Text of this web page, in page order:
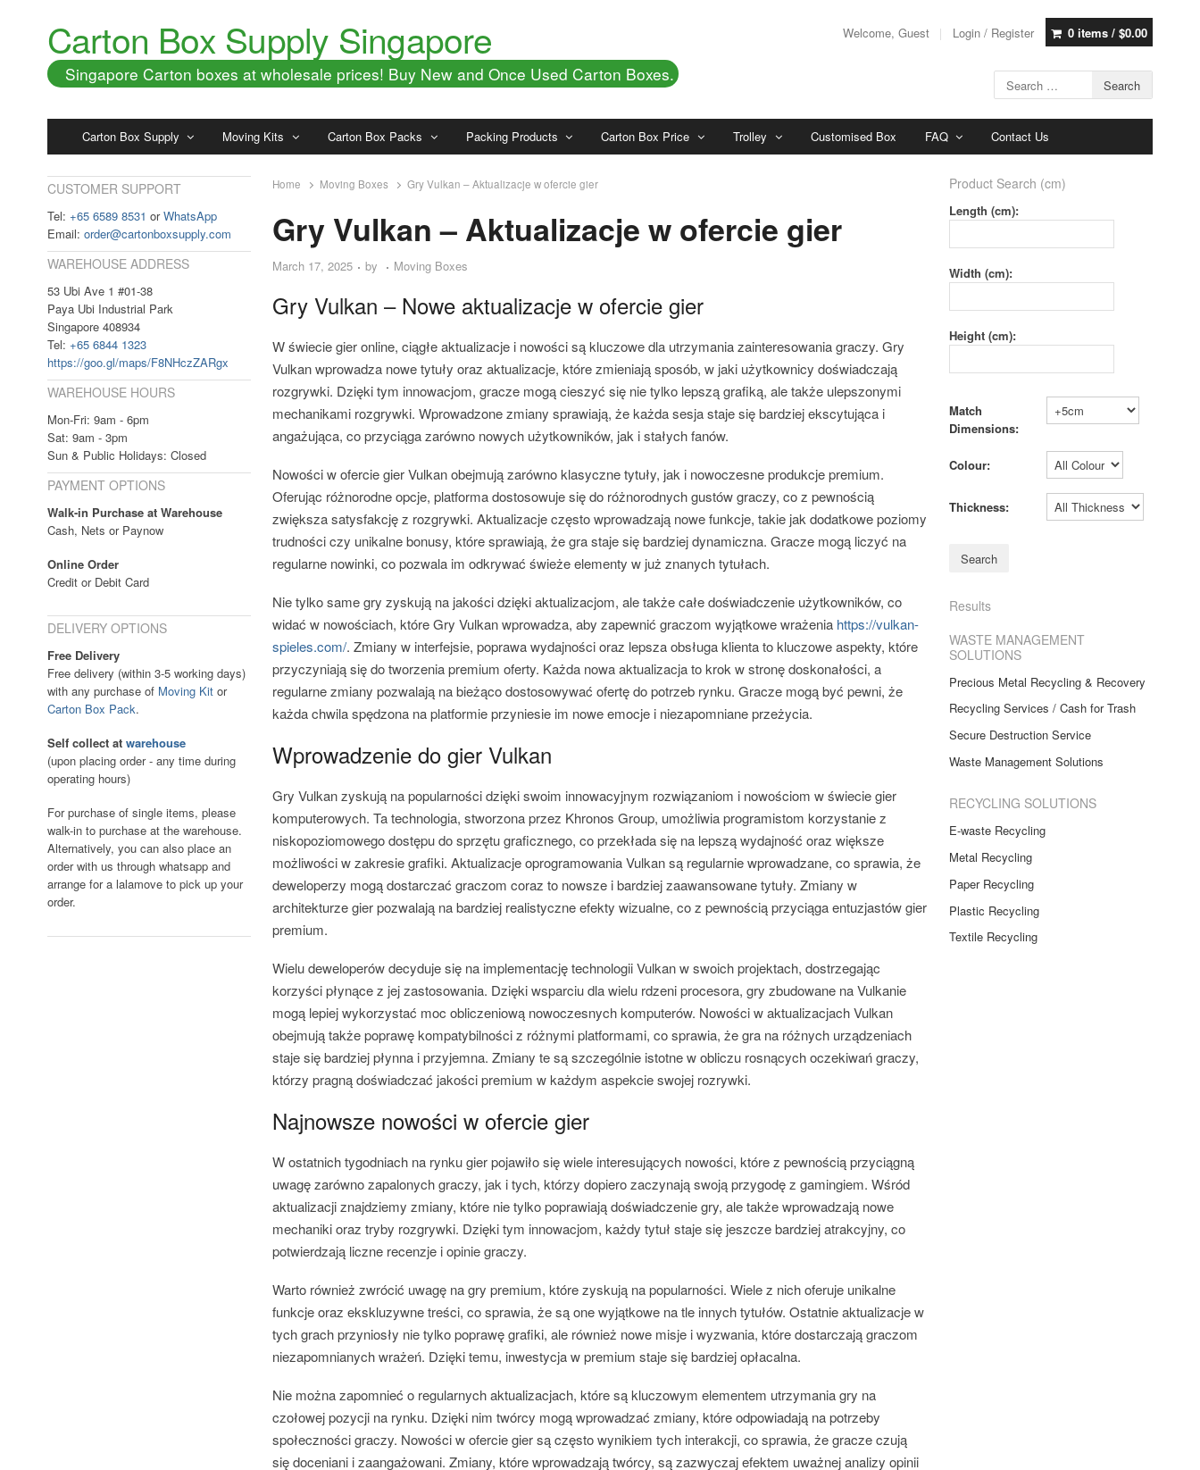
Welcome, Guest Login / Register 0 items / $0.00
Carton Box Supply Singapore
Singapore Carton boxes at wholesale prices! Buy New and Once Used Carton Boxes.
Carton Box Supply Moving Kits Carton Box Packs Packing Products Carton Box Price Trolley Customised Box FAQ Contact Us
Home Moving Boxes Gry Vulkan – Aktualizacje w ofercie gier
Gry Vulkan – Aktualizacje w ofercie gier
March 17, 2025 by Moving Boxes
Gry Vulkan – Nowe aktualizacje w ofercie gier
W świecie gier online, ciągłe aktualizacje i nowości są kluczowe dla utrzymania zainteresowania graczy. Gry
Vulkan wprowadza nowe tytuły oraz aktualizacje, które zmieniają sposób, w jaki użytkownicy doświadczają
rozgrywki. Dzięki tym innowacjom, gracze mogą cieszyć się nie tylko lepszą grafiką, ale także ulepszonymi
mechanikami rozgrywki. Wprowadzone zmiany sprawiają, że każda sesja staje się bardziej ekscytująca i
angażująca, co przyciąga zarówno nowych użytkowników, jak i stałych fanów.
Nowości w ofercie gier Vulkan obejmują zarówno klasyczne tytuły, jak i nowoczesne produkcje premium.
Oferując różnorodne opcje, platforma dostosowuje się do różnorodnych gustów graczy, co z pewnością
zwiększa satysfakcję z rozgrywki. Aktualizacje często wprowadzają nowe funkcje, takie jak dodatkowe poziomy
trudności czy unikalne bonusy, które sprawiają, że gra staje się bardziej dynamiczna. Gracze mogą liczyć na
regularne nowinki, co pozwala im odkrywać świeże elementy w już znanych tytułach.
Nie tylko same gry zyskują na jakości dzięki aktualizacjom, ale także całe doświadczenie użytkowników, co
widać w nowościach, które Gry Vulkan wprowadza, aby zapewnić graczom wyjątkowe wrażenia https://vulkan-
spieles.com/. Zmiany w interfejsie, poprawa wydajności oraz lepsza obsługa klienta to kluczowe aspekty, które
przyczyniają się do tworzenia premium oferty. Każda nowa aktualizacja to krok w stronę doskonałości, a
regularne zmiany pozwalają na bieżąco dostosowywać ofertę do potrzeb rynku. Gracze mogą być pewni, że
każda chwila spędzona na platformie przyniesie im nowe emocje i niezapomniane przeżycia.
Wprowadzenie do gier Vulkan
Gry Vulkan zyskują na popularności dzięki swoim innowacyjnym rozwiązaniom i nowościom w świecie gier
komputerowych. Ta technologia, stworzona przez Khronos Group, umożliwia programistom korzystanie z
niskopoziomowego dostępu do sprzętu graficznego, co przekłada się na lepszą wydajność oraz większe
możliwości w zakresie grafiki. Aktualizacje oprogramowania Vulkan są regularnie wprowadzane, co sprawia, że
deweloperzy mogą dostarczać graczom coraz to nowsze i bardziej zaawansowane tytuły. Zmiany w
architekturze gier pozwalają na bardziej realistyczne efekty wizualne, co z pewnością przyciąga entuzjastów gier
premium.
Wielu deweloperów decyduje się na implementację technologii Vulkan w swoich projektach, dostrzegając
korzyści płynące z jej zastosowania. Dzięki wsparciu dla wielu rdzeni procesora, gry zbudowane na Vulkanie
mogą lepiej wykorzystać moc obliczeniową nowoczesnych komputerów. Nowości w aktualizacjach Vulkan
obejmują także poprawę kompatybilności z różnymi platformami, co sprawia, że gra na różnych urządzeniach
staje się bardziej płynna i przyjemna. Zmiany te są szczególnie istotne w obliczu rosnących oczekiwań graczy,
którzy pragną doświadczać jakości premium w każdym aspekcie swojej rozrywki.
Najnowsze nowości w ofercie gier
W ostatnich tygodniach na rynku gier pojawiło się wiele interesujących nowości, które z pewnością przyciągną
uwagę zarówno zapalonych graczy, jak i tych, którzy dopiero zaczynają swoją przygodę z gamingiem. Wśród
aktualizacji znajdziemy zmiany, które nie tylko poprawiają doświadczenie gry, ale także wprowadzają nowe
mechaniki oraz tryby rozgrywki. Dzięki tym innowacjom, każdy tytuł staje się jeszcze bardziej atrakcyjny, co
potwierdzają liczne recenzje i opinie graczy.
Warto również zwrócić uwagę na gry premium, które zyskują na popularności. Wiele z nich oferuje unikalne
funkcje oraz ekskluzywne treści, co sprawia, że są one wyjątkowe na tle innych tytułów. Ostatnie aktualizacje w
tych grach przyniosły nie tylko poprawę grafiki, ale również nowe misje i wyzwania, które dostarczają graczom
niezapomnianych wrażeń. Dzięki temu, inwestycja w premium staje się bardziej opłacalna.
Nie można zapomnieć o regularnych aktualizacjach, które są kluczowym elementem utrzymania gry na
czołowej pozycji na rynku. Dzięki nim twórcy mogą wprowadzać zmiany, które odpowiadają na potrzeby
społeczności graczy. Nowości w ofercie gier są często wynikiem tych interakcji, co sprawia, że gracze czują
się doceniani i zaangażowani. Zmiany, które wprowadzają twórcy, są zazwyczaj efektem uważnej analizy opinii
Product Search (cm)
Length (cm):
Width (cm):
Height (cm):
Match
Dimensions:
Colour:
Thickness:
Results
WASTE MANAGEMENT
SOLUTIONS
Precious Metal Recycling & Recovery
Recycling Services / Cash for Trash
Secure Destruction Service
Waste Management Solutions
RECYCLING SOLUTIONS
E-waste Recycling
Metal Recycling
Paper Recycling
Plastic Recycling
Textile Recycling
CUSTOMER SUPPORT
Tel: +65 6589 8531 orWhatsApp
Email: order@cartonboxsupply.com
WAREHOUSE ADDRESS
53 Ubi Ave 1 #01-38
Paya Ubi Industrial Park
Singapore 408934
Tel: +65 6844 1323
https://goo.gl/maps/F8NHczZARgx
WAREHOUSE HOURS
Mon-Fri: 9am - 6pm
Sat: 9am - 3pm
Sun & Public Holidays: Closed
PAYMENT OPTIONS
Walk-in Purchase at Warehouse
Cash, Nets or Paynow
Online Order
Credit or Debit Card
DELIVERY OPTIONS
Free Delivery
Free delivery (within 3-5 working days)
with any purchase of Moving Kitor
Carton Box Pack.
Self collect at warehouse
(upon placing order - any time during
operating hours)
For purchase of single items, please
walk-in to purchase at the warehouse.
Alternatively, you can also place an
order with us through whatsapp and
arrange for a lalamove to pick up your
order.